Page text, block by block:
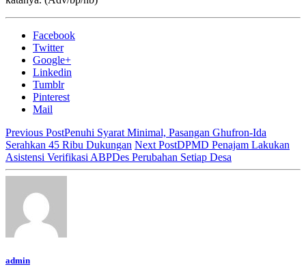
Facebook
Twitter
Google+
Linkedin
Tumblr
Pinterest
Mail
Previous PostPenuhi Syarat Minimal, Pasangan Ghufron-Ida
Serahkan 45 Ribu Dukungan Next PostDPMD Penajam Lakukan
Asistensi Verifikasi ABPDes Perubahan Setiap Desa
admin